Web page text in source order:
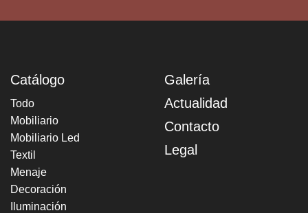
Catálogo
Todo
Mobiliario
Mobiliario Led
Textil
Menaje
Decoración
Iluminación
Galería
Actualidad
Contacto
Legal